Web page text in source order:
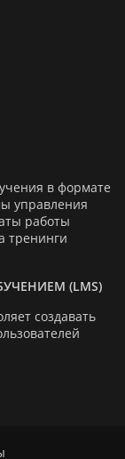
в формате
управления
работы
тренинги
(LMS)
создавать